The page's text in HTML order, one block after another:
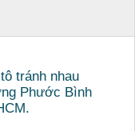
tránh nhau
Phước Bình